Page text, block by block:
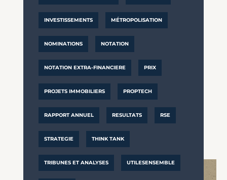
INVESTISSEMENTS MÉTROPOLISATION
NOMINATIONS NOTATION
NOTATION EXTRA-FINANCIERE PRIX
PROJETS IMMOBILIERS PROPTECH
RAPPORT ANNUEL RESULTATS RSE
STRATEGIE THINK TANK
TRIBUNES ET ANALYSES UTILESENSEMBLE